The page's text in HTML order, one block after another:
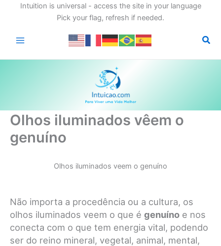
Intuition is universal - access the site in your language
Pick your flag, refresh if needed.
Olhos iluminados vêem o
genuíno
Olhos iluminados veem o genuíno
Não importa a procedência ou a cultura, os
olhos iluminados veem o que é genuíno e nos
conecta com o que tem energia vital, podendo
ser do reino mineral, vegetal, animal, mental,